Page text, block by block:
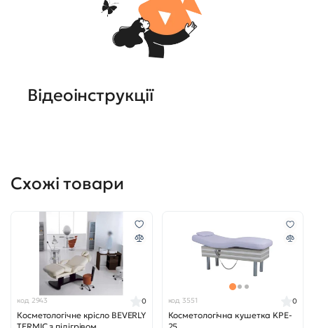
Відеоінструкції
Схожі товари
код 2943
Косметологічне крісло BEVERLY
0 код 3551
Косметологічна кушетка KPE-
0